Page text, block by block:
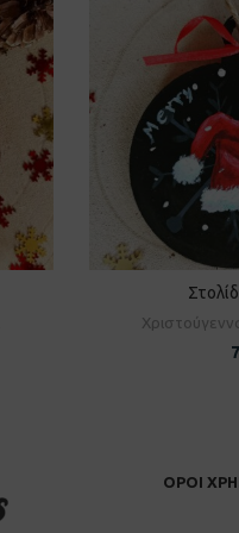
ΟΡΟΙ